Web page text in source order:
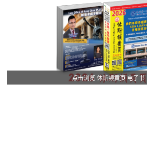
点击浏览 休斯顿黄页 电子书